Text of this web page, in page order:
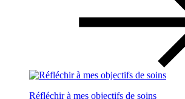
Réfléchir à mes objectifs de soins